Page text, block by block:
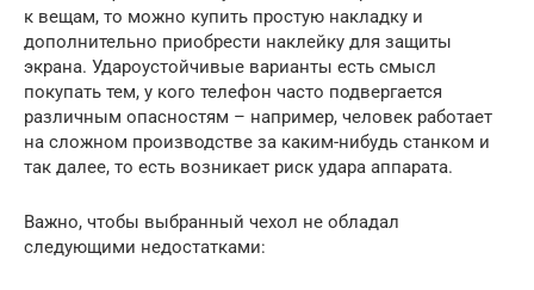
к вещам, то можно купить простую накладку и
дополнительно приобрести наклейку для защиты
экрана. Удароустойчивые варианты есть смысл
покупать тем, у кого телефон часто подвергается
различным опасностям – например, человек работает
на сложном производстве за каким-нибудь станком и
так далее, то есть возникает риск удара аппарата.
Важно, чтобы выбранный чехол не обладал
следующими недостатками: